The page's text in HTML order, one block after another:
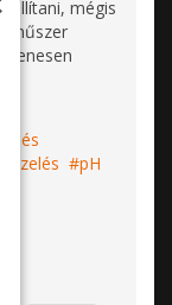
mégis
műszer
pH